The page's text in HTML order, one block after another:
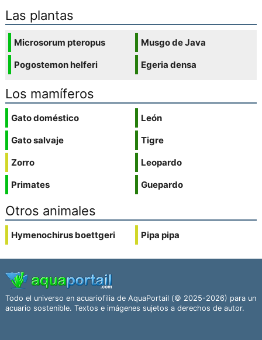
Las plantas
Microsorum pteropus
Pogostemon helferi
Musgo de Java
Egeria densa
Los mamíferos
Gato doméstico
Gato salvaje
Zorro
Primates
León
Tigre
Leopardo
Guepardo
Otros animales
Hymenochirus boettgeri Pipa pipa
Todo el universo en acuariofilia de AquaPortail (© 2025-2026) para un
acuario sostenible. Textos e imágenes sujetos a derechos de autor.